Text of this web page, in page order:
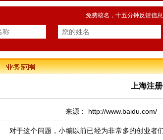
免费核名，十五分钟反馈信息
上海注
来源： http://www.baidu.com/
于这个问题，小编以前已经为非常多的创业者